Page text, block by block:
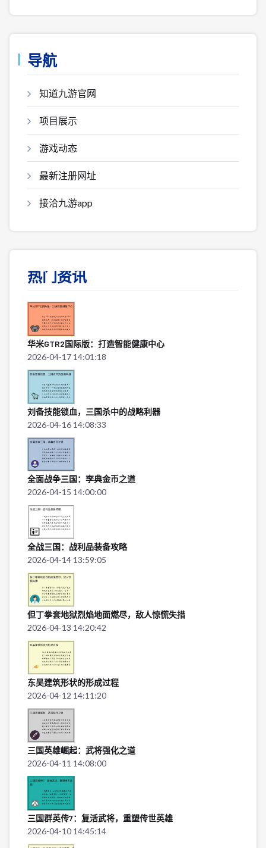
导航
知道九游官网
项目展示
游戏动态
最新注册网址
接洽九游app
热门资讯
华米GTR2国际版：打造智能健康中心
2026-04-17 14:01:18
刘备技能锁血，三国杀中的战略利器
2026-04-16 14:08:33
全面战争三国：李典金币之道
2026-04-15 14:00:00
全战三国：战利品装备攻略
2026-04-14 13:59:05
但丁拳套地狱烈焰地面燃尽，敌人惊慌失措
2026-04-13 14:20:42
东吴建筑形状的形成过程
2026-04-12 14:11:20
三国英雄崛起：武将强化之道
2026-04-11 14:08:00
三国群英传7：复活武将，重塑传世英雄
2026-04-10 14:45:14